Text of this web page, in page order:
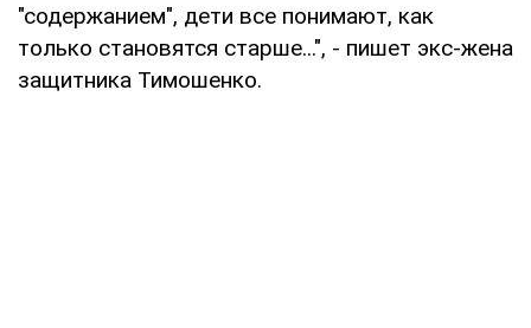
"содержанием", дети все понимают, как
только становятся старше...", - пишет экс-жена
защитника Тимошенко.